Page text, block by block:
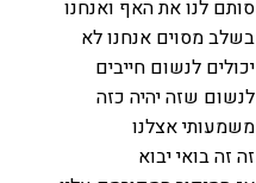
סותם לנו את האף ואנחנו
בשלב מסוים אנחנו לא
יכולים לנשום חייבים
לנשום שזה יהיה כזה
משמעותי אצלנו
זה זה בואי יבוא